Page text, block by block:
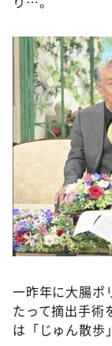
一昨年に大腸ポ
たって摘出手術
は「じゅん散歩